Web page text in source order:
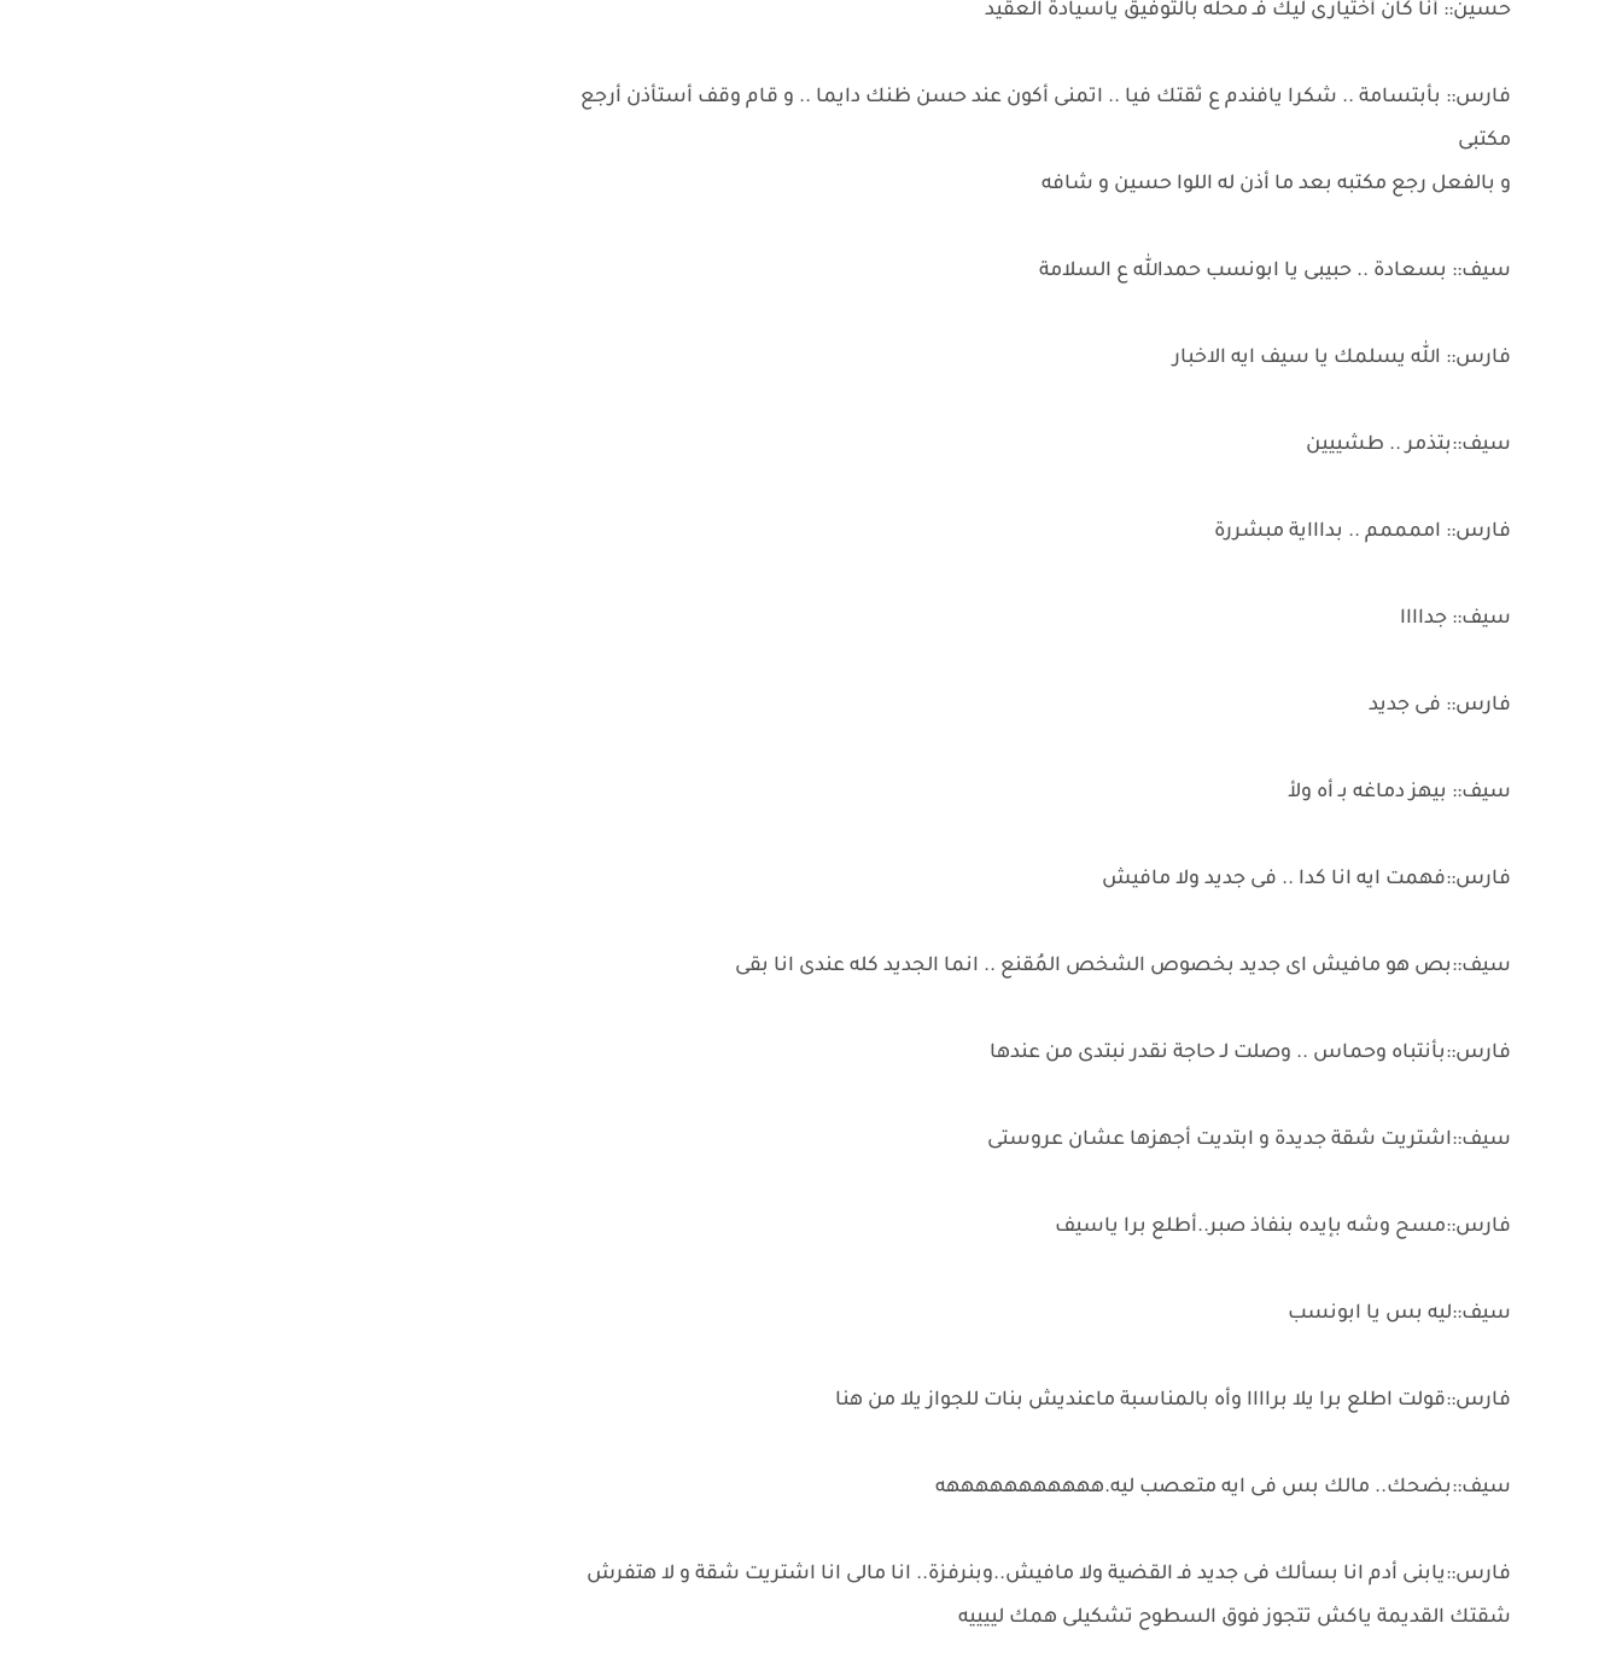
حسين:: أنا كان أختيارى ليك فـ محله بالتوفيق ياسيادة العقيد
فارس:: بأبتسامة .. شكرا يافندم ع ثقتك فيا .. اتمنى أكون عند حسن ظنك دايما .. و قام وقف أستأذن أرجع
مكتبى
و بالفعل رجع مكتبه بعد ما أذن له اللوا حسين و شافه
سيف:: بسعادة .. حبيبى يا ابونسب حمدالله ع السلامة
فارس:: الله يسلمك يا سيف ايه الاخبار
سيف::بتذمر .. طشييين
فارس:: اممممم .. بداااية مبشررة
سيف:: جداااا
فارس:: فى جديد
سيف:: بيهز دماغه بـ أه ولأ
فارس::فهمت ايه انا كدا .. فى جديد ولا مافيش
سيف::بص هو مافيش اى جديد بخصوص الشخص المُقنع .. انما الجديد كله عندى انا بقى
فارس::بأنتباه وحماس .. وصلت لـ حاجة نقدر نبتدى من عندها
سيف::اشتريت شقة جديدة و ابتديت أجهزها عشان عروستى
فارس::مسح وشه بإيده بنفاذ صبر..أطلع برا ياسيف
سيف::ليه بس يا ابونسب
فارس::قولت اطلع برا يلا براااا وأه بالمناسبة ماعنديش بنات للجواز يلا من هنا
سيف::بضحك.. مالك بس فى ايه متعصب ليه.هههههههههههه
فارس::يابنى أدم انا بسألك فى جديد فـ القضية ولا مافيش..وبنرفزة.. انا مالى انا اشتريت شقة و لا هتفرش
شقتك القديمة ياكش تتجوز فوق السطوح تشكيلى همك لييييه